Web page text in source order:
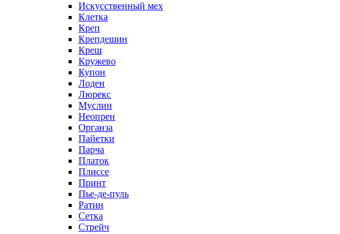
Искусственный мех
Клетка
Креп
Крепдешин
Креш
Кружево
Купон
Лоден
Люрекс
Муслин
Неопрен
Органза
Пайетки
Парча
Платок
Плиссе
Принт
Пье-де-пуль
Ратин
Сетка
Стрейч